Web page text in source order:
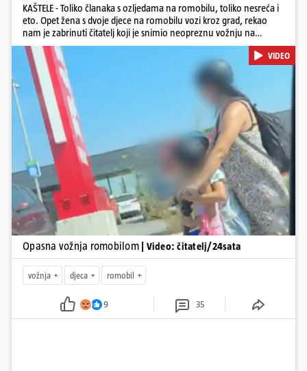
KAŠTELE - Toliko članaka s ozljedama na romobilu, toliko nesreća i
eto. Opet žena s dvoje djece na romobilu vozi kroz grad, rekao
nam je zabrinuti čitatelj koji je snimio neopreznu vožnju na
romobilu u četvrtak prijepodne kroz Kaštele. Podsjetimo, mjesec i
pol od smrti dječaka (14) u Metkoviću, pad s električnog romobila
odnio je još jedan mladi život. Unatoč naporima liječnika KBC-a
Zagreb, u ponedjeljak maloljetnik je podlegao ozljedama
zadobivenima u padu s romobila.
Pokretanje videa...
VIDEO
Opasna vožnja romobilom | Video: čitatelj/24sata
vožnja djeca romobil
9 35